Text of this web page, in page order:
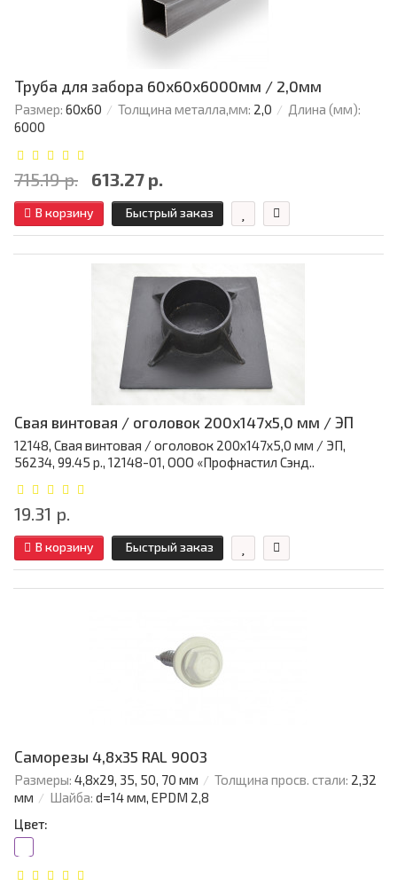
Труба для забора 60х60x6000мм / 2,0мм
Размер: 60х60 Толщина металла,мм: 2,0
Длина (мм):
6000
715.19 р. 613.27 р.
В корзину Быстрый заказ
Свая винтовая / оголовок 200x147x5,0 мм / ЭП
12148, Свая винтовая / оголовок 200x147x5,0 мм / ЭП,
56234, 99.45 р., 12148-01, ООО «Профнастил Сэнд..
19.31 р.
В корзину Быстрый заказ
Саморезы 4,8х35 RAL 9003
Размеры: 4,8х29, 35, 50, 70 мм Толщина просв. стали: 2,32
мм
Шайба: d=14 мм, EPDM 2,8
Цвет: